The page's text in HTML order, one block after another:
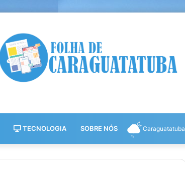
TECNOLOGIA SOBRE NÓS Caraguatatuba